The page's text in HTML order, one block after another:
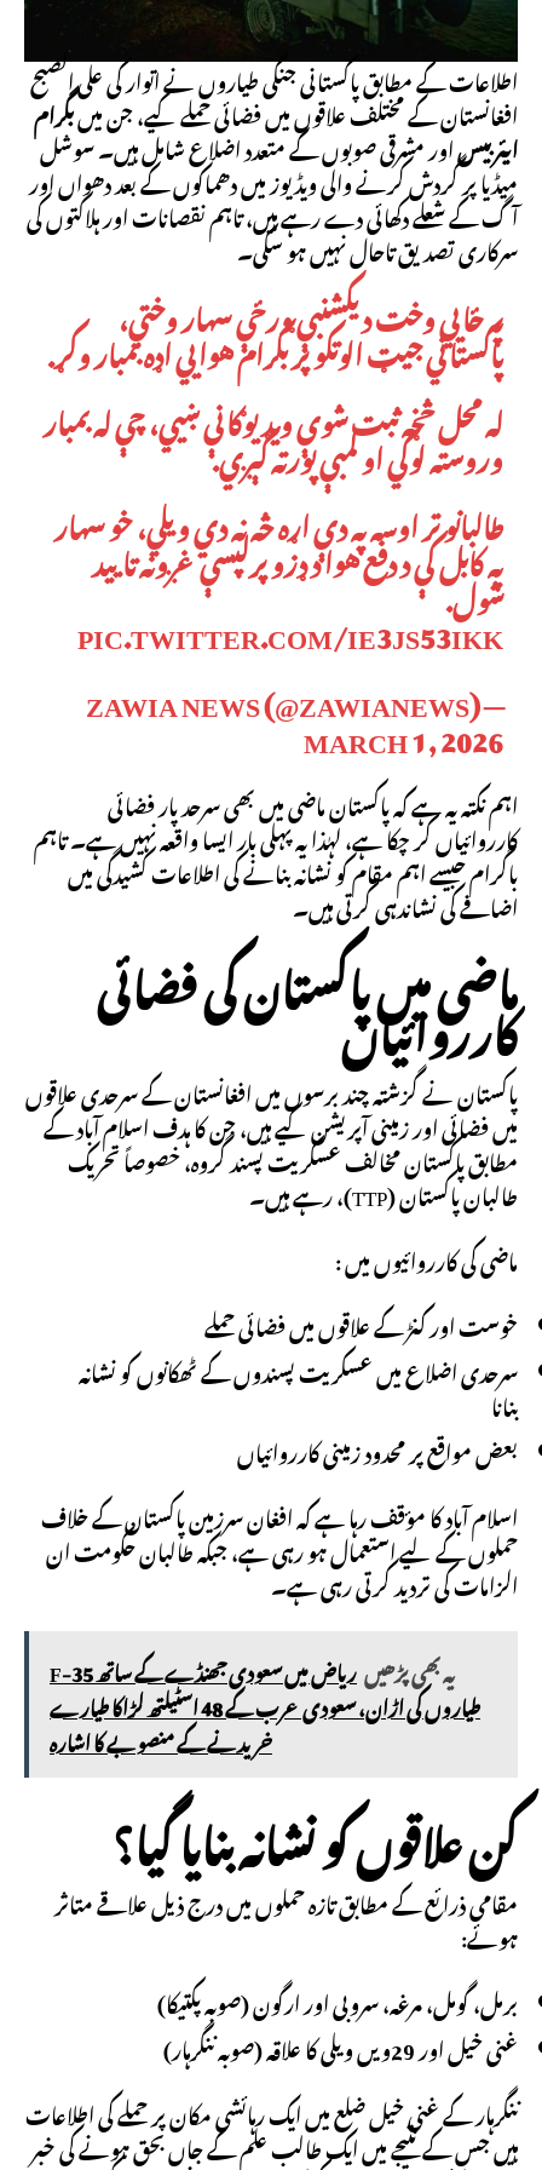
اطلاعات کے مطابق پاکستانی جنگی طیاروں نے اتوار کی علی الصبح
افغانستان کے مختلف علاقوں میں فضائی حملے کیے، جن میںبگرام
ایئربیساور مشرقی صوبوں کے متعدد اضلاع شامل ہیں۔ سوشل
میڈیا پر گردش کرنے والی ویڈیوز میں دھماکوں کے بعد دھواں اور
آگ کے شعلے دکھائی دے رہے ہیں، تاہم نقصانات اور ہلاکتوں کی
سرکاری تصدیق تاحال نہیں ہو سکی۔
په ځايي وخت د یکشنبې ورځې سهار وختي،
پاکستاني جيټ الوتکو پر بګرام هوايي اډه بمبار وکړ.
له محل څخه ثبت شوې ويډيوګانې ښيي، چې له بمبار
وروسته لوګي او لمبې پورته کېږي.
طالبانو تر اوسه په دې اړه څه نه دي ويلي، خو سهار
په کابل کې د دفع هوا د ډزو پرلپسې غږونه تاييد
شول.
PIC.TWITTER.COM/IE3JS53IKK
— ZAWIA NEWS (@ZAWIANEWS)
MARCH 1, 2026
اہم نکتہ یہ ہے کہ پاکستان ماضی میں بھی سرحد پار فضائی
کارروائیاں کر چکا ہے، لہٰذا یہ پہلی بار ایسا واقعہ نہیں ہے۔ تاہم
باگرام جیسے اہم مقام کو نشانہ بنانے کی اطلاعات کشیدگی میں
اضافے کی نشاندہی کرتی ہیں۔
ماضی میں پاکستان کی فضائی
کارروائیاں
پاکستان نے گزشتہ چند برسوں میں افغانستان کے سرحدی علاقوں
میں فضائی اور زمینی آپریشن کیے ہیں، جن کا ہدف اسلام آباد کے
مطابق پاکستان مخالف عسکریت پسند گروہ، خصوصاً تحریک
طالبان پاکستان (TTP)، رہے ہیں۔
ماضی کی کارروائیوں میں :
خوست اور کنڑ کے علاقوں میں فضائی حملے
سرحدی اضلاع میں عسکریت پسندوں کے ٹھکانوں کو نشانہ
بنانا
بعض مواقع پر محدود زمینی کارروائیاں
اسلام آباد کا مؤقف رہا ہے کہ افغان سرزمین پاکستان کے خلاف
حملوں کے لیے استعمال ہو رہی ہے، جبکہ طالبان حکومت ان
الزامات کی تردید کرتی رہی ہے۔
یہ بھی پڑھیں ریاض میں سعودی جھنڈے کے ساتھ F-35
طیاروں کی اڑان، سعودی عرب کے 48 اسٹیلتھ لڑاکا طیارے
خریدنے کے منصوبے کا اشارہ
کن علاقوں کو نشانہ بنایا گیا؟
مقامی ذرائع کے مطابق تازہ حملوں میں درج ذیل علاقے متاثر
ہوئے:
برمل، گومل، مرغہ، سروبی اور ارگون (صوبہ پکتیکا)
غنی خیل اور 29ویں ویلی کا علاقہ (صوبہ ننگرہار)
ننگرہار کے غنی خیل ضلع میں ایک رہائشی مکان پر حملے کی اطلاعات
ہیں جس کے نتیجے میں ایک طالب علم کے جاں بحق ہونے کی خبر